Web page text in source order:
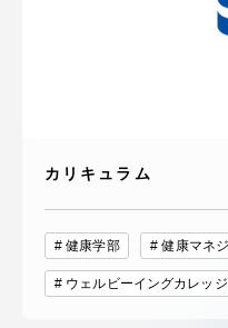
カリキュラム
健康学部 健康マネ
ウェルビーイングカレッ